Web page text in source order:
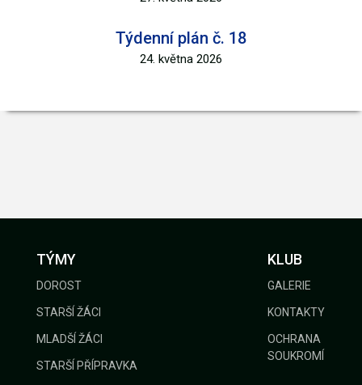
Týdenní plán č. 18
24. května 2026
TÝMY
DOROST
STARŠÍ ŽÁCI
MLADŠÍ ŽÁCI
STARŠÍ PŘÍPRAVKA
KLUB
GALERIE
KONTAKTY
OCHRANA
SOUKROMÍ